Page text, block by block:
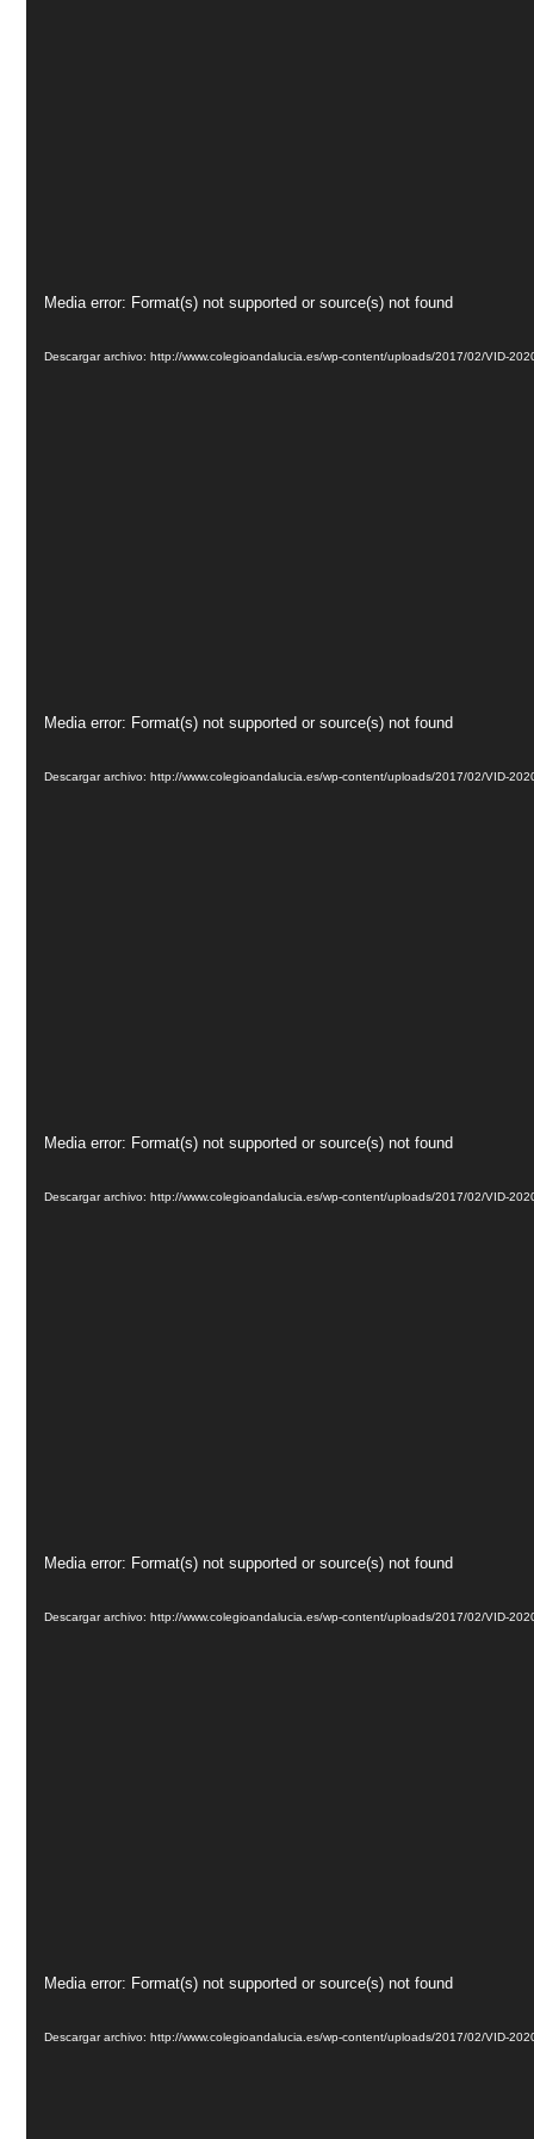
Reproductor
vídeo
Media error: Format(s) not supported or source(s) not found
Descargar archivo: http://www.colegioandalucia.es/wp-content/uploads/2017/02/VID-
Reproductor
vídeo
Media error: Format(s) not supported or source(s) not found
Descargar archivo: http://www.colegioandalucia.es/wp-content/uploads/2017/02/VID-
Reproductor
vídeo
Media error: Format(s) not supported or source(s) not found
Descargar archivo: http://www.colegioandalucia.es/wp-content/uploads/2017/02/VID-
Reproductor
vídeo
Media error: Format(s) not supported or source(s) not found
Descargar archivo: http://www.colegioandalucia.es/wp-content/uploads/2017/02/VID-
Reproductor
vídeo
Media error: Format(s) not supported or source(s) not found
Descargar archivo: http://www.colegioandalucia.es/wp-content/uploads/2017/02/VID-